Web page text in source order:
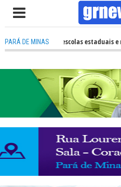
PARÁ DE MINASdas escolas estaduais e